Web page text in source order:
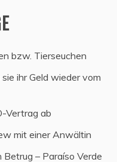
bzw. Tierseuchen
ihr Geld wieder vom
Vertrag ab
mit einer Anwältin
– Paraíso Verde